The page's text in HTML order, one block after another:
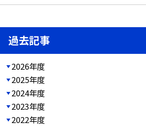
過去記事
2026年度
2025年度
2024年度
2023年度
2022年度